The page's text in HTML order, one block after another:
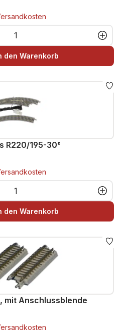
Gib den
den Warenkorb
R220/195-30°
Gib den
den Warenkorb
mit Anschlussblende